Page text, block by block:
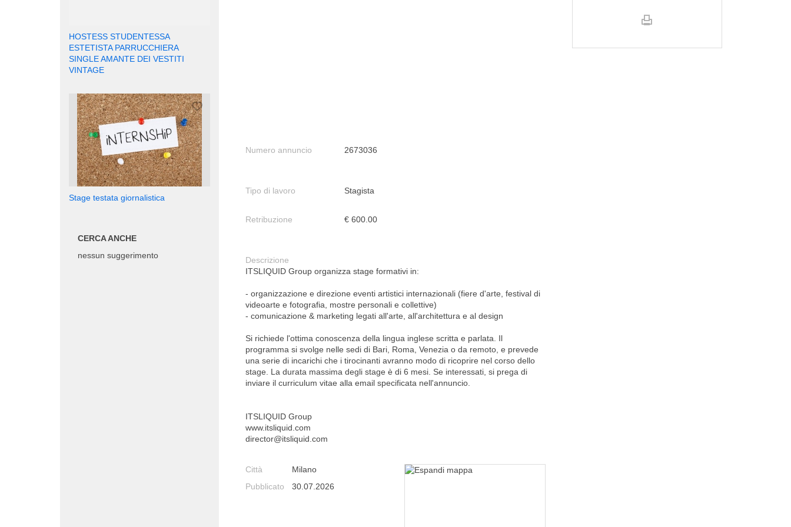
Numero annuncio 2673036
Tipo di lavoro Stagista
Retribuzione € 600.00
Descrizione
ITSLIQUID Group organizza stage formativi in:
- organizzazione e direzione eventi artistici internazionali (fiere d'arte, festival di
videoarte e fotografia, mostre personali e collettive)
- comunicazione & marketing legati all'arte, all'architettura e al design
Si richiede l'ottima conoscenza della lingua inglese scritta e parlata. Il
programma si svolge nelle sedi di Bari, Roma, Venezia o da remoto, e prevede
una serie di incarichi che i tirocinanti avranno modo di ricoprire nel corso dello
stage. La durata massima degli stage è di 6 mesi. Se interessati, si prega di
inviare il curriculum vitae alla email specificata nell'annuncio.
ITSLIQUID Group
www.itsliquid.com
director@itsliquid.com
Città
Milano
Pubblicato
30.07.2026
HOSTESS STUDENTESSA
ESTETISTA PARRUCCHIERA
SINGLE AMANTE DEI VESTITI
VINTAGE
Stage testata giornalistica
CERCA ANCHE
nessun suggerimento